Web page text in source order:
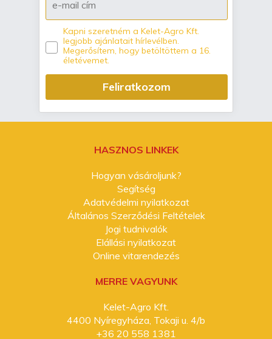
Kapni szeretném a Kelet-Agro Kft.
legjobb ajánlatait hírlevélben.
Megerősítem, hogy betöltöttem a 16.
életévemet.
Feliratkozom
HASZNOS LINKEK
Hogyan vásároljunk?
Segítség
Adatvédelmi nyilatkozat
Általános Szerződési Feltételek
Jogi tudnivalók
Elállási nyilatkozat
Online vitarendezés
MERRE VAGYUNK
Kelet-Agro Kft.
4400 Nyíregyháza, Tokaji u. 4/b
+36 20 558 1381